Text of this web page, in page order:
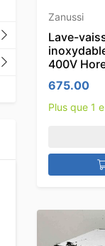
Zanussi
Lave-
400V
675.00
Plus que 1